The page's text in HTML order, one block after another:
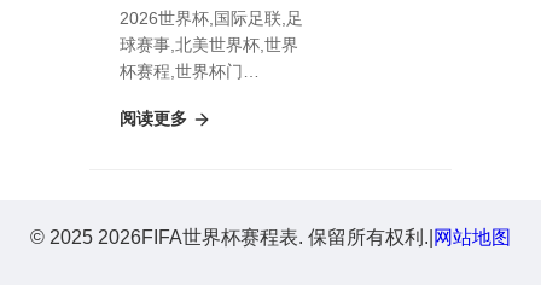
2026世界杯,国际足联,足
球赛事,北美世界杯,世界
杯赛程,世界杯门
选商城球星包分析：阿金
阅读更多
© 2025 2026FIFA世界杯赛程表. 保留所有权利. 网站地图